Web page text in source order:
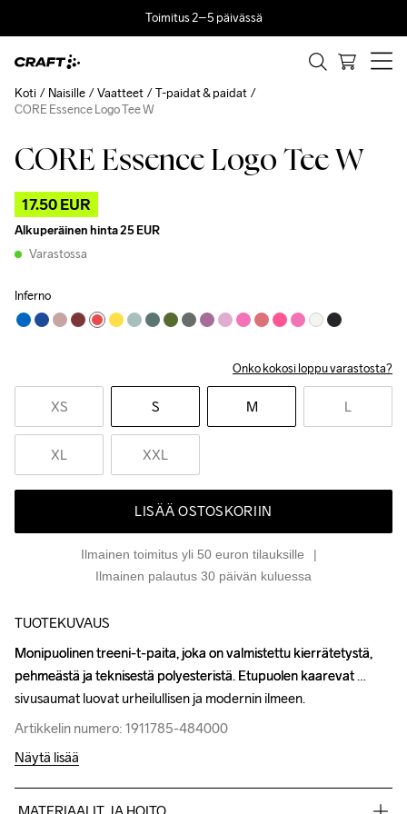
Toimitus 2–5 päivässä
CORE Essence Logo Tee W
17.50 EUR
Alkuperäinen hinta25 EUR
Varastossa
Inferno
Onko kokosi loppu varastosta?
XS S M L
XL XXL
LISÄÄ OSTOSKORIIN
Ilmainen toimitus yli 50 euron tilauksille
Ilmainen palautus 30 päivän kuluessa
Koti Naisille Vaatteet
T-paidat & paidat
CORE Essence Logo Tee W
Outlet
TUOTEKUVAUS
Monipuolinen treeni-t-paita, joka on valmistettu kierrätetystä,
pehmeästä ja teknisestä polyesteristä. Etupuolen kaarevat
sivusaumat luovat urheilullisen ja modernin ilmeen.
Artikkelin numero: 1911785-484000
Monipuolinen treeni-t-paita, joka on valmistettu kierrätetystä,
pehmeästä ja teknisestä polyesteristä. Etupuolen kaarevat
sivusaumat luovat urheilullisen ja modernin ilmeen.
Artikkelin numero: 1911785-484000
Näytä lisää